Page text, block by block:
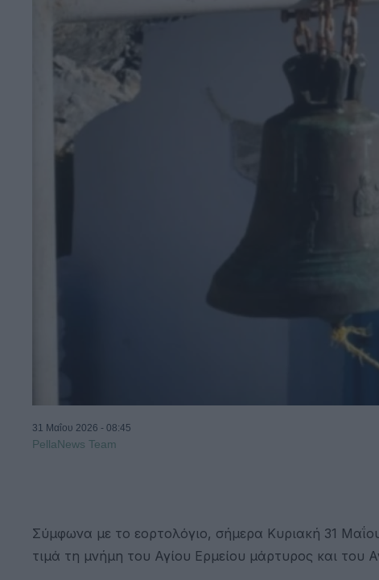
31 Μαΐου 2026 - 08:45
PellaNews Team
Σύμφωνα με το εορτολόγιο, σήμερα Κυριακή 31
τιμά τη μνήμη του Αγίου Ερμείου μάρτυρος και του